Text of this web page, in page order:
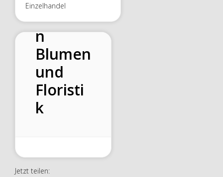
Einzelhandel
Maylah
n
Blumen
und
Floristi
k
Jetzt teilen: